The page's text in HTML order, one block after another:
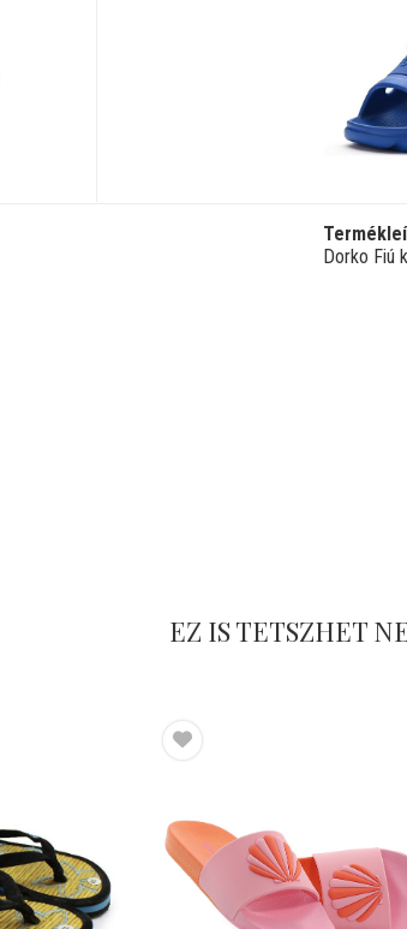
Dorko Fiú
EZ IS TETSZHET